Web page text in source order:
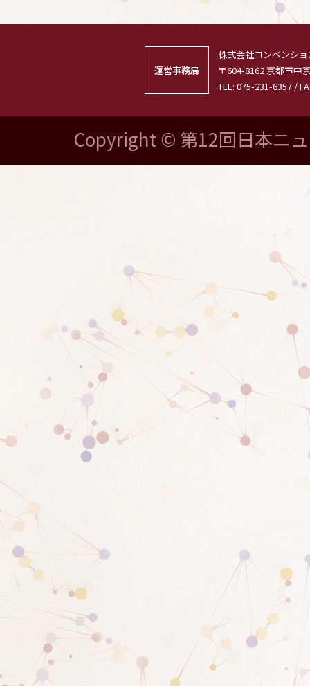
運営事務局
株式会社コンベンシ
〒604-8162 京都市中
TEL: 075-231-6357 /
Copyright © 第12回日本ニ